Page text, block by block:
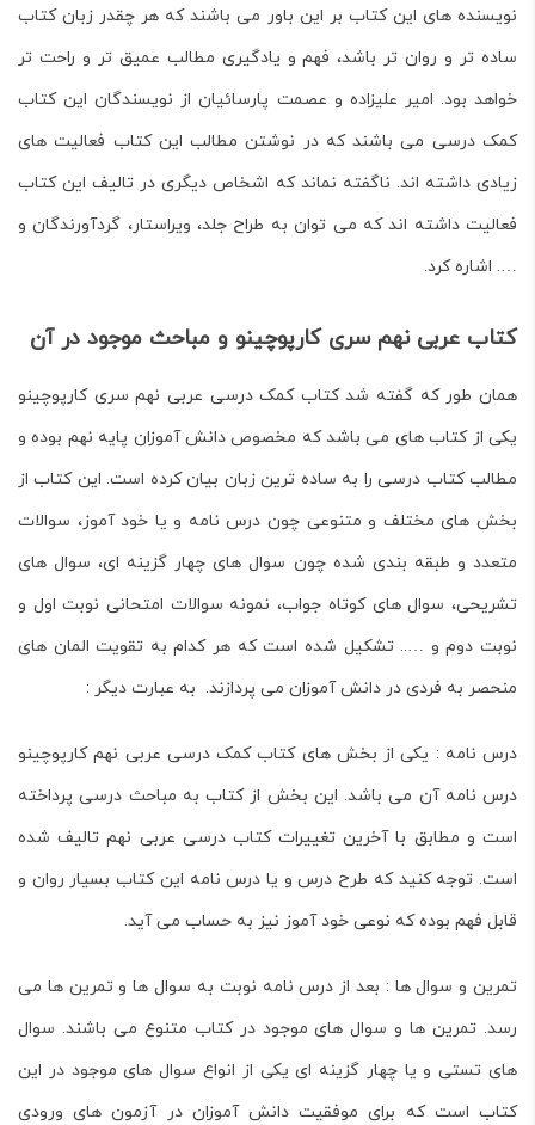
نویسنده های این کتاب بر این باور می باشند که هر چقدر زبان کتاب
ساده تر و روان تر باشد، فهم و یادگیری مطالب عمیق تر و راحت تر
خواهد بود. امیر علیزاده و عصمت پارسائیان از نویسندگان این کتاب
کمک درسی می باشند که در نوشتن مطالب این کتاب فعالیت های
زیادی داشته اند. ناگفته نماند که اشخاص دیگری در تالیف این کتاب
فعالیت داشته اند که می توان به طراح جلد، ویراستار، گردآورندگان و
…. اشاره کرد.
کتاب عربی نهم سری کارپوچینو و مباحث موجود در آن
همان طور که گفته شد کتاب کمک درسی عربی نهم سری کارپوچینو
یکی از کتاب های می باشد که مخصوص دانش آموزان پایه نهم بوده و
مطالب کتاب درسی را به ساده ترین زبان بیان کرده است. این کتاب از
بخش های مختلف و متنوعی چون درس نامه و یا خود آموز، سوالات
متعدد و طبقه بندی شده چون سوال های چهار گزینه ای، سوال های
تشریحی، سوال های کوتاه جواب، نمونه سوالات امتحانی نوبت اول و
نوبت دوم و ….. تشکیل شده است که هر کدام به تقویت المان های
منحصر به فردی در دانش آموزان می پردازند. به عبارت دیگر :
درس نامه : یکی از بخش های کتاب کمک درسی عربی نهم کارپوچینو
درس نامه آن می باشد. این بخش از کتاب به مباحث درسی پرداخته
است و مطابق با آخرین تغییرات کتاب درسی عربی نهم تالیف شده
است. توجه کنید که طرح درس و یا درس نامه این کتاب بسیار روان و
قابل فهم بوده که نوعی خود آموز نیز به حساب می آید.
تمرین و سوال ها : بعد از درس نامه نوبت به سوال ها و تمرین ها می
رسد. تمرین ها و سوال های موجود در کتاب متنوع می باشند. سوال
های تستی و یا چهار گزینه ای یکی از انواع سوال های موجود در این
کتاب است که برای موفقیت دانش آموزان در آزمون های ورودی